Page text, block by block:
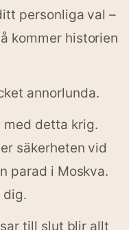
personliga val –
kommer historien
annorlunda.
med detta krig.
säkerheten vid
parad i Moskva.
dig.
till slut blir allt